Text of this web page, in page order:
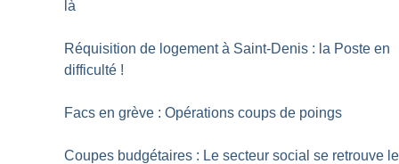
là
Réquisition de logement à Saint-Denis : la Poste en
difficulté !
Facs en grève : Opérations coups de poings
Coupes budgétaires : Le secteur social se retrouve le